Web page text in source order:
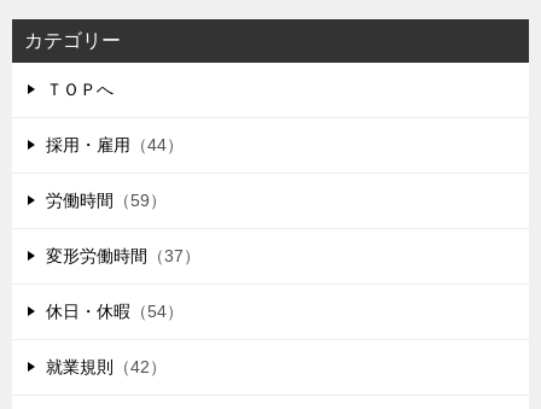
カテゴリー
ＴＯＰへ
採用・雇用 （44）
労働時間 （59）
変形労働時間 （37）
休日・休暇 （54）
就業規則 （42）